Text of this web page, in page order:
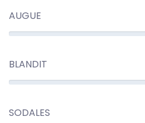
AUGUE
BLANDIT
SODALES